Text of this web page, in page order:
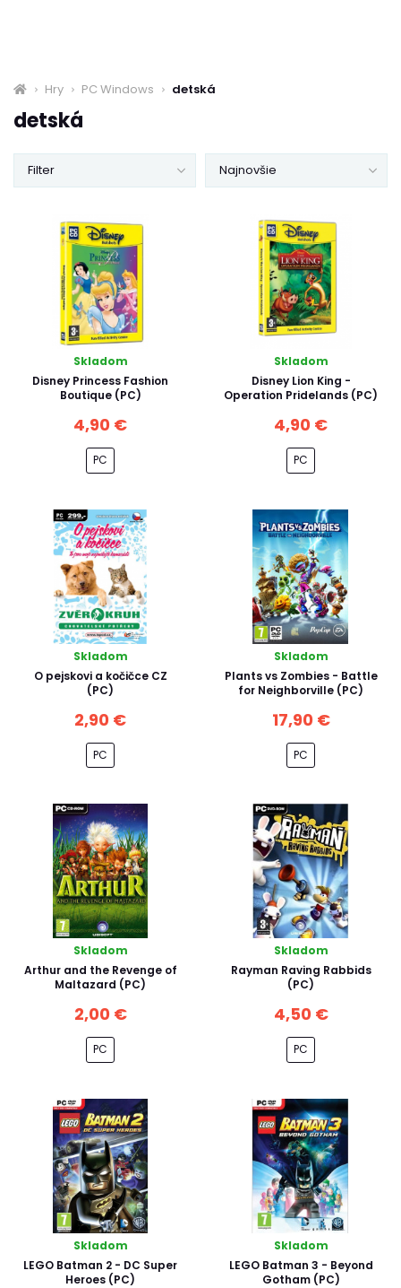
Hry PC Windows detská
detská
Najnovšie
Filter
Skladom
Disney Princess Fashion
Boutique (PC)
4,90 €
PC
Skladom
Disney Lion King -
Operation Pridelands (PC)
4,90 €
PC
Skladom
O pejskovi a kočičce CZ
(PC)
2,90 €
PC
Skladom
Plants vs Zombies - Battle
for Neighborville (PC)
17,90 €
PC
Skladom
Arthur and the Revenge of
Maltazard (PC)
2,00 €
PC
Skladom
Rayman Raving Rabbids
(PC)
4,50 €
PC
Skladom
LEGO Batman 2 - DC Super
Heroes (PC)
Skladom
LEGO Batman 3 - Beyond
Gotham (PC)